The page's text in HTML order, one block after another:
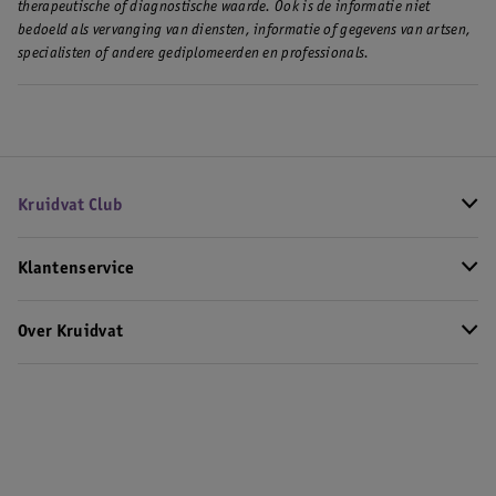
therapeutische of diagnostische waarde. Ook is de informatie niet
bedoeld als vervanging van diensten, informatie of gegevens van artsen,
specialisten of andere gediplomeerden en professionals.
Kruidvat Club
Klantenservice
Over Kruidvat